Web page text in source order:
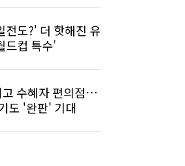
전도?' 더 핫해진 유
드컵 특수'
고 수혜자 편의점…
도 '완판' 기대